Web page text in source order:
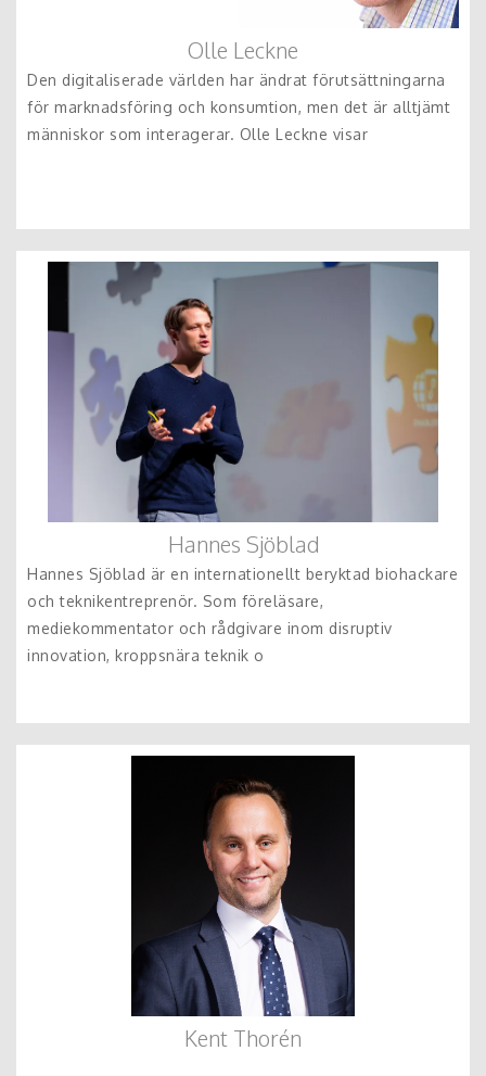
Olle Leckne
Den digitaliserade världen har ändrat förutsättningarna
för marknadsföring och konsumtion, men det är alltjämt
människor som interagerar. Olle Leckne visar
Hannes Sjöblad
Hannes Sjöblad är en internationellt beryktad biohackare
och teknikentreprenör. Som föreläsare,
mediekommentator och rådgivare inom disruptiv
innovation, kroppsnära teknik o
Kent Thorén